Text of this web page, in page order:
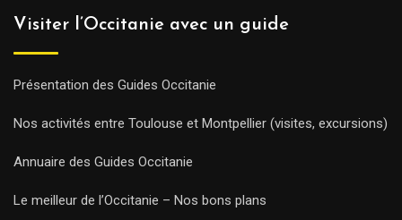
Visiter l’Occitanie avec un guide
Présentation des Guides Occitanie
Nos activités entre Toulouse et Montpellier (visites, excursions)
Annuaire des Guides Occitanie
Le meilleur de l’Occitanie – Nos bons plans